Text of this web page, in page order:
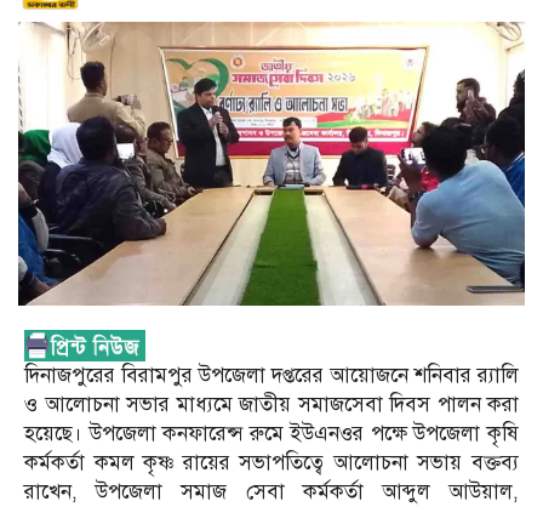
দিনাজপুরের বিরামপুর উপজেলা দপ্তরের আয়োজনে শনিবার র‌্যালি
ও আলোচনা সভার মাধ্যমে জাতীয় সমাজসেবা দিবস পালন করা
হয়েছে। উপজেলা কনফারেন্স রুমে ইউএনওর পক্ষে উপজেলা কৃষি
কর্মকর্তা কমল কৃষ্ণ রায়ের সভাপতিত্বে আলোচনা সভায় বক্তব্য
রাখেন, উপজেলা সমাজ সেবা কর্মকর্তা আব্দুল আউয়াল,